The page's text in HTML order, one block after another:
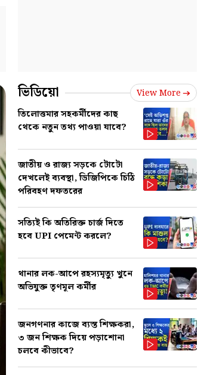
ভিডিয়ো View More
তিলোত্তমার সহকর্মীদের কাছ
থেকে নতুন তথ্য পাওয়া যাবে?
জাতীয় ও রাজ্য সড়কে টোটো
দেখলেই ব্যবস্থা, ডিজিপিকে চিঠি
পরিবহণ দফতরের
সত্যিই কি অতিরিক্ত চার্জ দিতে
হবে UPI পেমেন্ট করলে?
থানার লক-আপে রহস্যমৃত্যু খুনে
অভিযুক্ত তৃণমূল কর্মীর
জনগণনার কাজে ব্যস্ত শিক্ষকরা,
৩ জন শিক্ষক দিয়ে পড়াশোনা
চলবে কীভাবে?